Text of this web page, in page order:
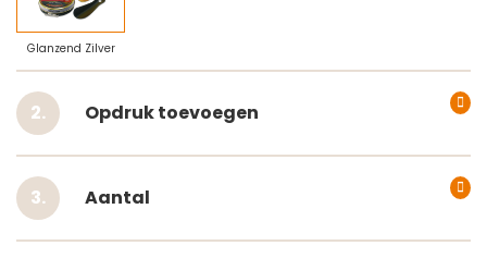
Glanzend Zilver
Opdruk toevoegen
Aantal